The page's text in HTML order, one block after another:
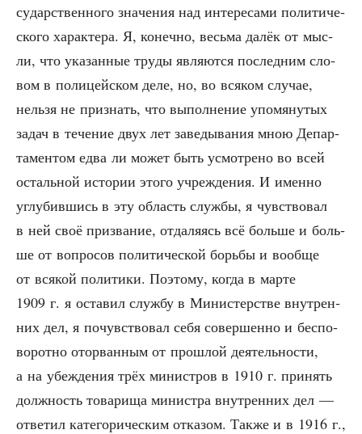
су­дар­ствен­но­го зна­че­ния над инте­ре­са­ми поли­ти­че­
ско­го харак­те­ра. Я, конеч­но, весь­ма далёк от мыс­
ли, что ука­зан­ные тру­ды явля­ют­ся послед­ним сло­
вом в поли­цей­ском деле, но, во вся­ком слу­чае,
нель­зя не при­знать, что выпол­не­ние упо­мя­ну­тых
задач в тече­ние двух лет заве­ды­ва­ния мною Депар­
та­мен­том едва ли может быть усмот­ре­но во всей
осталь­ной исто­рии это­го учре­жде­ния. И имен­но
углу­бив­шись в эту область служ­бы, я чув­ство­вал
в ней своё при­зва­ние, отда­ля­ясь всё боль­ше и боль­
ше от вопро­сов поли­ти­че­ской борь­бы и вооб­ще
от вся­кой поли­ти­ки. Поэто­му, когда в мар­те
1909 г. я оста­вил служ­бу в Мини­стер­стве внут­рен­
них дел, я почув­ство­вал себя совер­шен­но и бес­по­
во­рот­но ото­рван­ным от про­шлой дея­тель­но­сти,
а на убеж­де­ния трёх мини­стров в 1910 г. при­нять
долж­ность това­ри­ща мини­стра внут­рен­них дел —
отве­тил кате­го­ри­че­ским отка­зом. Так­же и в 1916 г.,